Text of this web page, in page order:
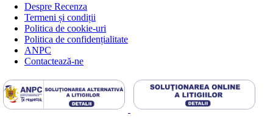
Despre Recenza
Termeni și condiții
Politica de cookie-uri
Politica de confidențialitate
ANPC
Contactează-ne